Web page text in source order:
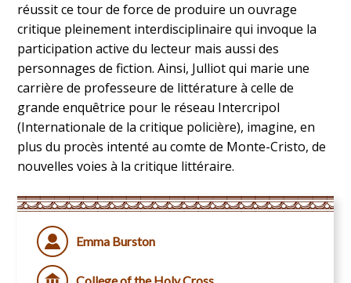
réussit ce tour de force de produire un ouvrage
critique pleinement interdisciplinaire qui invoque la
participation active du lecteur mais aussi des
personnages de fiction. Ainsi, Julliot qui marie une
carrière de professeure de littérature à celle de
grande enquêtrice pour le réseau Intercripol
(Internationale de la critique policière), imagine, en
plus du procès intenté au comte de Monte-Cristo, de
nouvelles voies à la critique littéraire.
Emma Burston